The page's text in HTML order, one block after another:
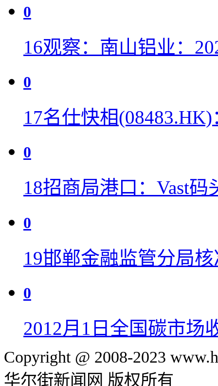
0
16观察：南山铝业：
0
17名仕快相
0
18招商局港口：Vast码
0
19邯郸金融监管分局
0
2012月1日全国碳市场
Copyright @ 2008-2023
华尔街新闻网 版权所有